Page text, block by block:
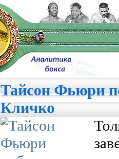
Тайсон Фьюри
Кличко